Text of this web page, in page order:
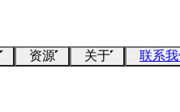
资源 关于 联系